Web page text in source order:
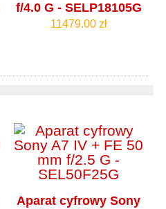
f/4.0 G - SELP18105G
11479.00 zł
Aparat cyfrowy Sony